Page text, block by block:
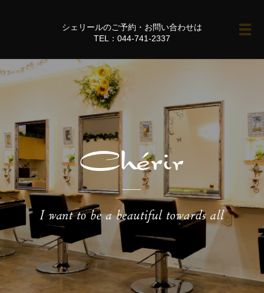
メ
シェリールのご予約・お問い合わせは
TEL：044-741-2337